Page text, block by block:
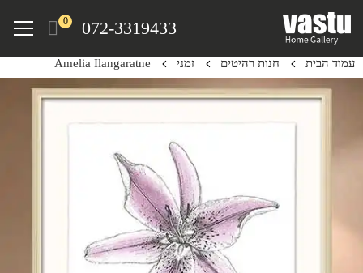
content
072-3319433
0
Menu
עמוד הבית חנות רהיטים זמני Amelia Ilangaratne